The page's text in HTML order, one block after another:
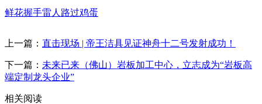
鲜花握手雷人 路过鸡蛋
上一篇： 直击现场 | 帝王洁具见证神舟十二号发射成功！
下一篇： 未来已来（佛山）岩板加工中心，立志成为“岩板高
端定制龙头企业”
相关阅读